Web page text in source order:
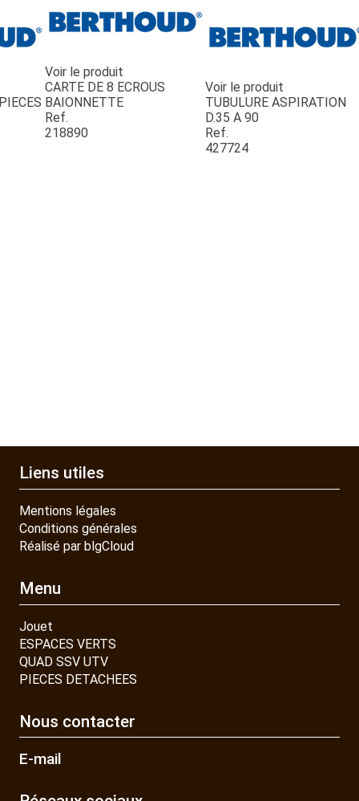
JOUET
ESPACES VERTS
QUAD SSV UTV
Voir le produit
CARTE DE 8 ECROUS
BAIONNETTE
Ref.
218890
Voir le produit
TUBULURE ASPIRATION
D.35 A 90
Ref.
427724
Liens utiles
Mentions légales
Conditions générales
Réalisé par blgCloud
Menu
Jouet
ESPACES VERTS
QUAD SSV UTV
PIECES DETACHEES
Nous contacter
E-mail